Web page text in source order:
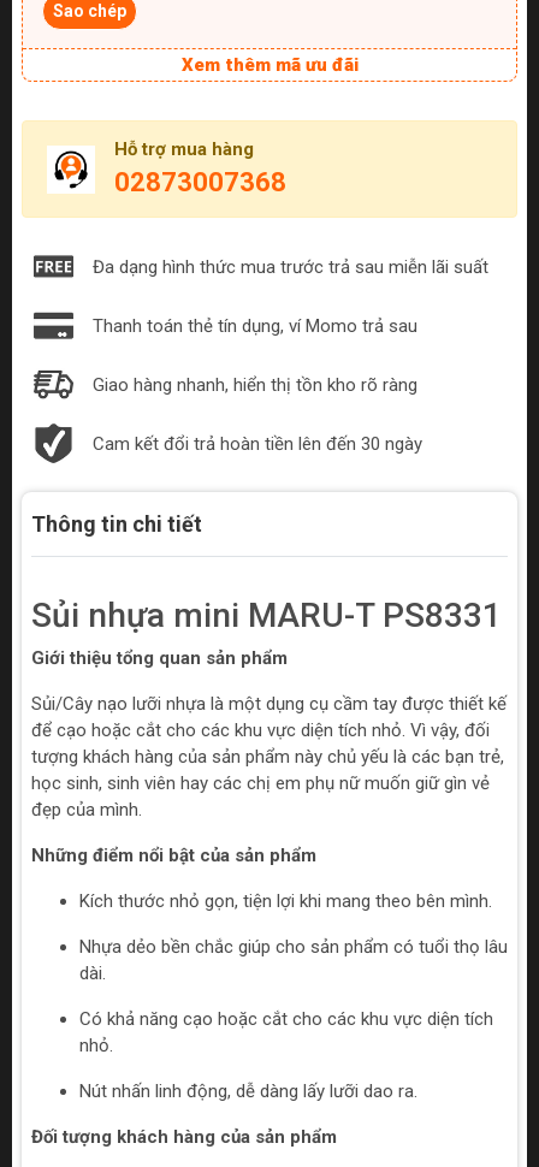
Sao chép
Xem thêm mã ưu đãi
Hỗ trợ mua hàng
02873007368
Đa dạng hình thức mua trước trả sau miễn lãi suất
Thanh toán thẻ tín dụng, ví Momo trả sau
Giao hàng nhanh, hiển thị tồn kho rõ ràng
Cam kết đổi trả hoàn tiền lên đến 30 ngày
Thông tin chi tiết
Sủi nhựa mini MARU-T PS8331
Giới thiệu tổng quan sản phẩm
Sủi/Cây nạo lưỡi nhựa là một dụng cụ cầm tay được thiết kế
để cạo hoặc cắt cho các khu vực diện tích nhỏ. Vì vậy, đối
tượng khách hàng của sản phẩm này chủ yếu là các bạn trẻ,
học sinh, sinh viên hay các chị em phụ nữ muốn giữ gìn vẻ
đẹp của mình.
Những điểm nổi bật của sản phẩm
Kích thước nhỏ gọn, tiện lợi khi mang theo bên mình.
Nhựa dẻo bền chắc giúp cho sản phẩm có tuổi thọ lâu
dài.
Có khả năng cạo hoặc cắt cho các khu vực diện tích
nhỏ.
Nút nhấn linh động, dễ dàng lấy lưỡi dao ra.
Đối tượng khách hàng của sản phẩm